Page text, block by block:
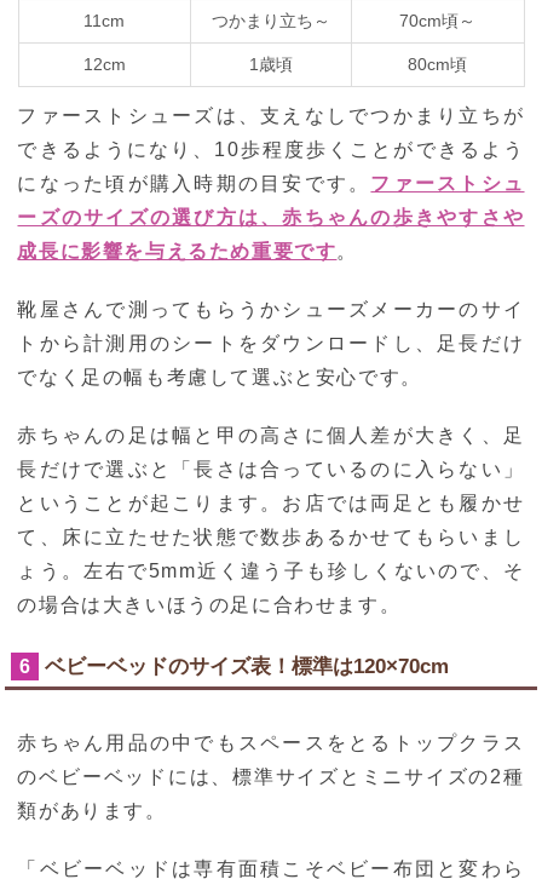
11cm つかまり立ち～ 70cm頃～
12cm 1歳頃 80cm頃
ファーストシューズは、支えなしでつかまり立ちが
できるようになり、10歩程度歩くことができるよう
になった頃が購入時期の目安です。 ファーストシュ
ーズのサイズの選び方は、赤ちゃんの歩きやすさや
成長に影響を与えるため重要です。
靴屋さんで測ってもらうかシューズメーカーのサイ
トから計測用のシートをダウンロードし、足長だけ
でなく足の幅も考慮して選ぶと安心です。
赤ちゃんの足は幅と甲の高さに個人差が大きく、足
長だけで選ぶと「長さは合っているのに入らない」
ということが起こります。お店では両足とも履かせ
て、床に立たせた状態で数歩あるかせてもらいまし
ょう。左右で5mm近く違う子も珍しくないので、そ
の場合は大きいほうの足に合わせます。
6 ベビーベッドのサイズ表！標準は120×70cm
赤ちゃん用品の中でもスペースをとるトップクラス
のベビーベッドには、標準サイズとミニサイズの2種
類があります。
「ベビーベッドは専有面積こそベビー布団と変わら